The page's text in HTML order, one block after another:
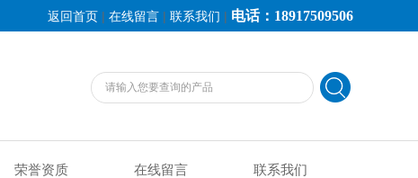
返回首页 | 在线留言 | 联系我们 | 电话：18917509506
荣誉资质 在线留言 联系我们